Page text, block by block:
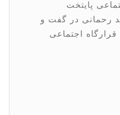
در گفت و
اجتماعی